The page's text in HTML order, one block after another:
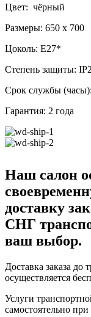
Цвет: чёрный
Размеры: 650 x 700
Цоколь: E27*
Степень защиты:
Срок службы
Гарантия: 2 года
Наш салон
доставку
СНГ
ваш выбор.
Доставка заказа
осуществляется
Услуги
самостоятельно